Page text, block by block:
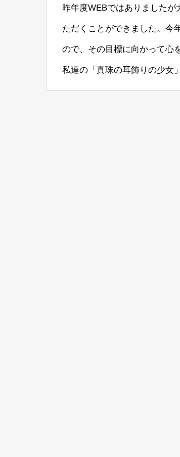
昨年度WEBではありました
ただくことができました。今
ので、その目標に向かって心
私達の「真珠の耳飾りの少女